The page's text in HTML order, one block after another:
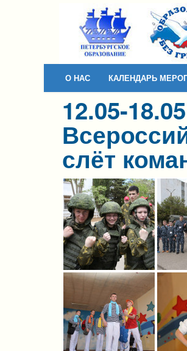
О НАС КАЛЕНДАРЬ
12.05-
слёт